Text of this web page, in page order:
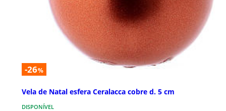
-26%
Vela de Natal esfera Ceralacca cobre d. 5 cm
DISPONÍVEL